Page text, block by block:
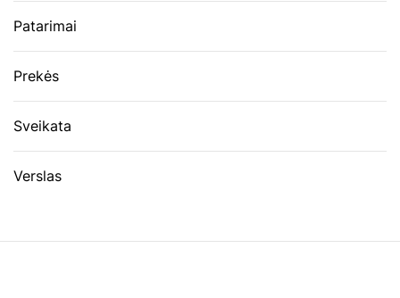
Patarimai
Prekės
Sveikata
Verslas